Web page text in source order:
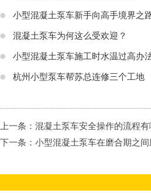
小型混凝土泵车新手向高手境界之
混凝土泵车为何这么受欢迎？
小型混凝土泵车施工时水温过高办
杭州小型泵车帮苏总连修三个工地
上一条： 混凝土泵车安全操作的流程有
下一条： 小型混凝土泵车在磨合期之